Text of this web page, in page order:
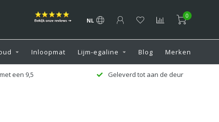
NL
0
Inloopmat Lijm-egaline Blog Merken
een 9,5 Geleverd tot aan de deur